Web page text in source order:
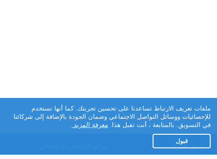
تطبيق تعارف
ملفات تعريف الارتباط تساعدنا على تحسين تجربتك. كما أنها تستخدم
للإحصائيات ووسائل التواصل الاجتماعي وضمان الجودة بالإضافة إلى شركائنا
في التسويق. بالمتابعة ، أنت تقبل هذا. معرفة المزيد .
قبول